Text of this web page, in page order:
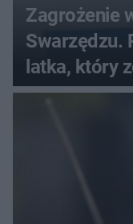
Zagrożenie
Swarzędzu.
latka, który
aucie